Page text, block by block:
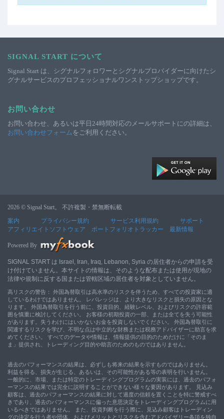
SIGNAL START について
Signal Start は、シグナルフォロワーとシグナルプロバイダーに向けたシ
グナルサービスのプロフェッショナルワンストップショップです。
お問い合わせ
お問い合わせ、あるいは平日24時間対応のメールサポートにの詳細は、
お問い合わせフォームをご利用ください。
2026 © Signal Start。 不許複製・禁無断転載
案内
プライバシー規約 サービス利用規約
サポート
アフィリエイトソフトウェア
ポートフォリオトラッカー 最新情報
Powered By
SIGNAL START は Israel, Iran, Iraq, Lebanon, Syria の居住者からの申請を受
け付けていません。本サイトの情報は、そのような配布または使用が現地の
法律や規制に反する国または管轄区域の居住者を対象としていません。
高リスクの警告： 外国為替取引は高水準のリスクを伴うため、すべての投資家に適
しているわけではありません。 レバレッジは、より大きなリスクと損失の原因とな
ります。 外国為替取引を行う前に、投資目的、経験レベル、およびリスクの許容範
囲を慎重に検討してください。 お客様の初期投資の一部、または全てを失う可能性
があります。失うわけにはいかないお金を投資しないでください。 外国為替取引に
関連するリスクを学び、不明な点は中立的な財務または税務アドバイザーに助言を求
めてください。 すべてのデータや情報は、情報提供の目的のためだけに「そのま
ま」提供され、トレーディング目的や助言のためのものではありません。
過去のパフォーマンスの結果は、必ずしも将来の結果を示すものではありません。
利益を得る、損失が生じる、あるいは、その可能性がある等の表明を行いません。
一般的に、市場、または特定のトレーディングプログラムの実装には、過去のパフォ
ーマンスの結果では完全に説明することができない様々な要因があります。 見込み
顧客は、過去のパフォーマンスの結果に対して過度の信頼を置くことを特に警戒すべ
きであり、過去のパフォーマンスに偏った意思決定をトレーディングプログラムに用
いるべきではありません。 また、投資判断を行う際に、見込み顧客はトレーディン
グの決定を行う者や団体、およびメリットとリスクを含むアドバイザリー条項を独自